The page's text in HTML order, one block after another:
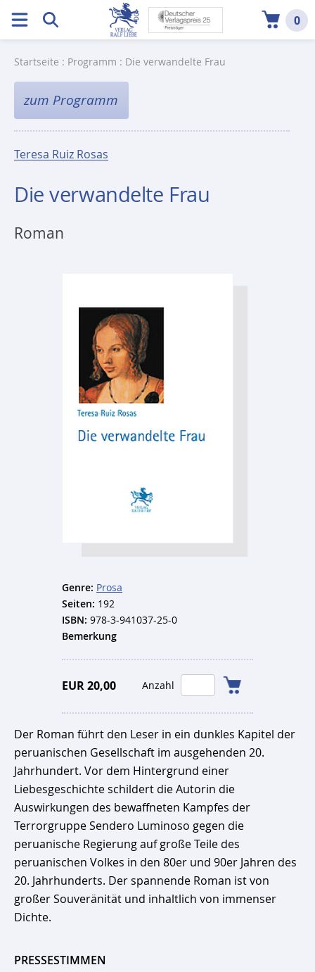
0
Startseite : Programm : Die verwandelte Frau
zum Programm
Teresa Ruiz Rosas
Die verwandelte Frau
Roman
Genre: Prosa
Seiten: 192
ISBN: 978-3-941037-25-0
Bemerkung
EUR 20,00 Anzahl
Der Roman führt den Leser in ein dunkles Kapitel der
peruanischen Gesellschaft im ausgehenden 20.
Jahrhundert. Vor dem Hintergrund einer
Liebesgeschichte schildert die Autorin die
Auswirkungen des bewaffneten Kampfes der
Terrorgruppe Sendero Luminoso gegen die
peruanische Regierung auf große Teile des
peruanischen Volkes in den 80er und 90er Jahren des
20. Jahrhunderts. Der spannende Roman ist von
großer Souveränität und inhaltlich von immenser
Dichte.
PRESSESTIMMEN